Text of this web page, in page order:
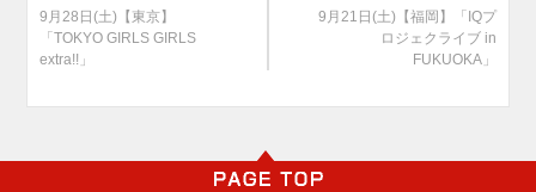
9月28日(土)【東京】
「TOKYO GIRLS GIRLS
extra!!」
9月21日(土)【福岡】「IQプ
ロジェクライブ in
FUKUOKA」